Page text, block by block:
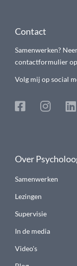
Contact
Samenwerken?
contactformulier
Volg mij op social
Over
Samenwerken
Lezingen
Supervisie
In de media
Video's